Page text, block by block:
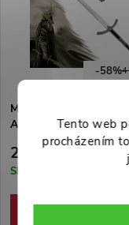
Tento web
procházením
4
-58%
Meč černokněžného
Angmaru "WITCH-
SWORD" ocelový
2 099 Kč
Skladem